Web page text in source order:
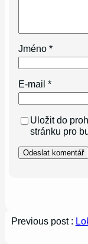
Jméno*
E-mail*
Uložit do
stránku pro
Previous post :